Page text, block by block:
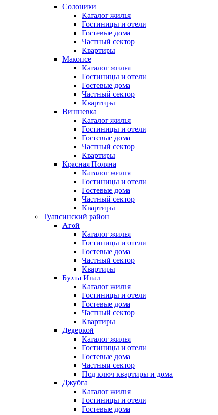
Солоники
Каталог жилья
Гостиницы и отели
Гостевые дома
Частный сектор
Квартиры
Макопсе
Каталог жилья
Гостиницы и отели
Гостевые дома
Частный сектор
Квартиры
Вишневка
Каталог жилья
Гостиницы и отели
Гостевые дома
Частный сектор
Квартиры
Красная Поляна
Каталог жилья
Гостиницы и отели
Гостевые дома
Частный сектор
Квартиры
Туапсинский район
Агой
Каталог жилья
Гостиницы и отели
Гостевые дома
Частный сектор
Квартиры
Бухта Инал
Каталог жилья
Гостиницы и отели
Гостевые дома
Частный сектор
Квартиры
Дедеркой
Каталог жилья
Гостиницы и отели
Гостевые дома
Частный сектор
Под ключ квартиры и дома
Джубга
Каталог жилья
Гостиницы и отели
Гостевые дома